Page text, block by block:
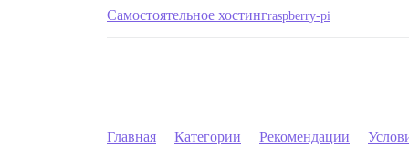
Самостоятельное хостингraspberry-pi
Главная Категории Рекомендации